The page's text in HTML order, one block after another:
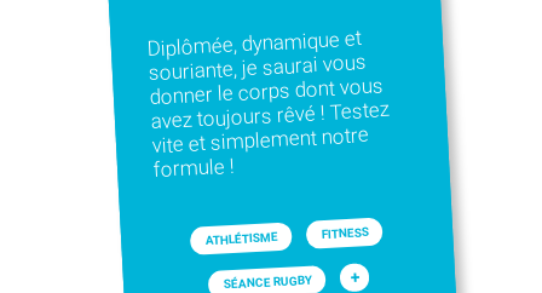
Diplômée, dynamique et
souriante, je saurai vous
donner le corps dont vous
avez toujours rêvé ! Testez
vite et simplement notre
formule !
ATHLÉTISME FITNESS
SÉANCE RUGBY +